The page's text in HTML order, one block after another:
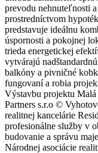
prevodu nehnuteľnosti
prostredníctvom
predstavuje ideálnu
úspornosti a pokojnej
trieda energetickej
vytvárajú
balkóny a pivničné
fungovaní a robia
Výstavbu projektu
Partners s.r.o ©
realitnej kancelárie
profesionálne služby v
budovanie a správu
Národnej asociácie